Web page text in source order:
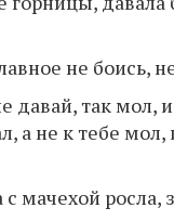
не боись,
давай, так мол,
а не к тебе
мачехой росла,